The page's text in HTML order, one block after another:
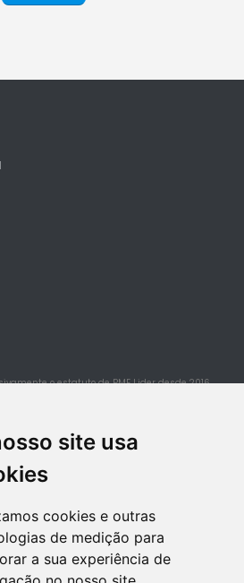
site usa
cookies e outras
de medição para
a sua experiência de
o estatuto de PME Lider desde 2016
de Saúde